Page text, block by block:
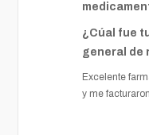
¿Cúal fue
general de
Excelente
y me